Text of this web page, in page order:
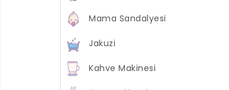
Mama Sandalyesi
Jakuzi
Kahve Makinesi